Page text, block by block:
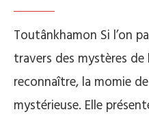
Toutânkhamon Si l’on
travers des mystères
reconnaître, la momie
mystérieuse. Elle